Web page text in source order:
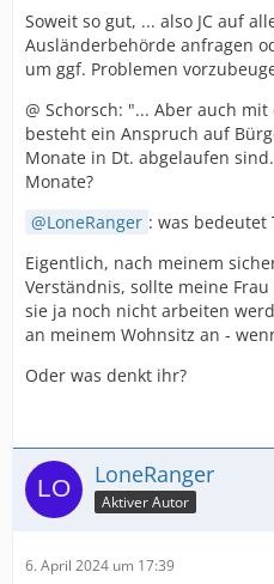
Soweit so gut, ... also JC auf
Ausländerbehörde anfragen
um ggf. Problemen
@ Schorsch: "... Aber auch
besteht ein Anspruch auf
Monate in Dt. abgelaufen
Monate?
LoneRanger : was bedeutet
Eigentlich, nach meinem
Verständnis, sollte meine
sie ja noch nicht arbeiten
an meinem Wohnsitz an -
Oder was denkt ihr?
LoneRanger
Aktiver Autor
6. April 2024 um 17:39